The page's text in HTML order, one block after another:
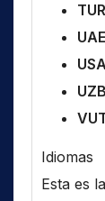
TUR
UAE
UZB
Idiomas
Esta es